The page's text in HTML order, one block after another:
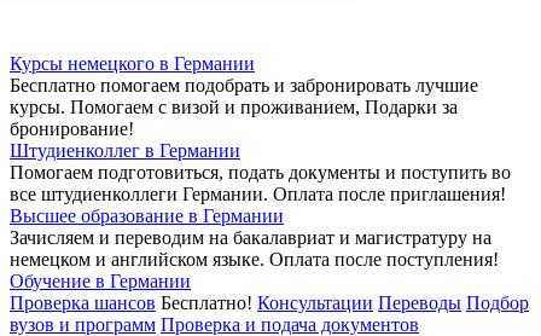
Курсы немецкого в Германии
Бесплатно помогаем подобрать и забронировать лучшие
курсы. Помогаем с визой и проживанием, Подарки за
бронирование!
Штудиенколлег в Германии
Помогаем подготовиться, подать документы и поступить во
все штудиенколлеги Германии. Оплата после приглашения!
Высшее образование в Германии
Зачисляем и переводим на бакалавриат и магистратуру на
немецком и английском языке. Оплата после поступления!
Обучение в Германии
Проверка шансов Бесплатно! Консультации Переводы Подбор
вузов и программ Проверка и подача документов